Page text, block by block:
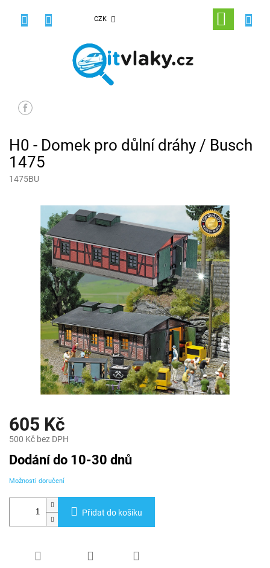
CZK
NÁKUPNÍ
KOŠÍK
H0 - Domek pro důlní dráhy / Busch
1475
1475BU
605 Kč
500 Kč bez DPH
Měrná
cena:
Dodání do 10-30 dnů
Možnosti doručení
Přidat do košíku